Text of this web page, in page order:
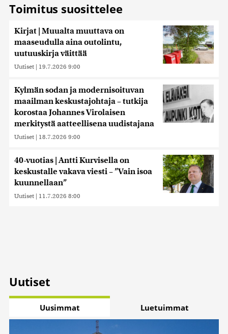
Toimitus suosittelee
Kirjat | Muualta muuttava on
maaseudulla aina outolintu,
uutuuskirja väittää
Uutiset | 19.7.2026 9:00
Kylmän sodan ja modernisoituvan
maailman keskustajohtaja – tutkija
korostaa Johannes Virolaisen
merkitystä aatteellisena uudistajana
Uutiset | 18.7.2026 9:00
40-vuotias | Antti Kurvisella on
keskustalle vakava viesti – ”Vain isoa
kuunnellaan”
Uutiset | 11.7.2026 8:00
Uutiset
Uusimmat Luetuimmat